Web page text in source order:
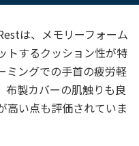
は、メモリーフォーム
トするクッション性が特
ミングでの手首の疲労軽
布製カバーの肌触りも良
高い点も評価されていま